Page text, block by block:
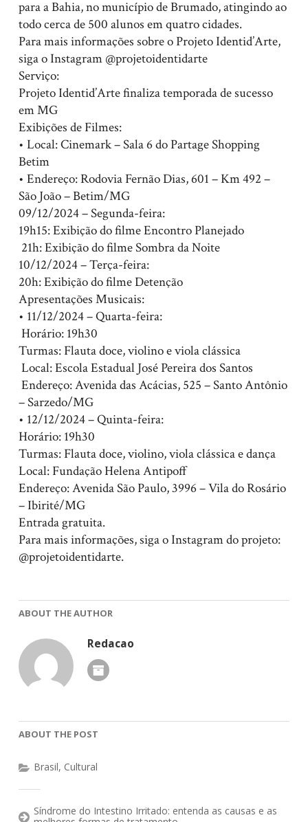
para a Bahia, no município de Brumado, atingindo ao
todo cerca de 500 alunos em quatro cidades.
Para mais informações sobre o Projeto Identid’Arte,
siga o Instagram @projetoidentidarte
Serviço:
Projeto Identid’Arte finaliza temporada de sucesso
em MG
Exibições de Filmes:
• Local: Cinemark – Sala 6 do Partage Shopping
Betim
• Endereço: Rodovia Fernão Dias, 601 – Km 492 –
São João – Betim/MG
09/12/2024 – Segunda-feira:
19h15: Exibição do filme Encontro Planejado
21h: Exibição do filme Sombra da Noite
10/12/2024 – Terça-feira:
20h: Exibição do filme Detenção
Apresentações Musicais:
• 11/12/2024 – Quarta-feira:
Horário: 19h30
Turmas: Flauta doce, violino e viola clássica
Local: Escola Estadual José Pereira dos Santos
Endereço: Avenida das Acácias, 525 – Santo Antônio
– Sarzedo/MG
• 12/12/2024 – Quinta-feira:
Horário: 19h30
Turmas: Flauta doce, violino, viola clássica e dança
Local: Fundação Helena Antipoff
Endereço: Avenida São Paulo, 3996 – Vila do Rosário
– Ibirité/MG
Entrada gratuita.
Para mais informações, siga o Instagram do projeto:
@projetoidentidarte.
ABOUT THE AUTHOR
Redacao
ABOUT THE POST
Brasil, Cultural
Síndrome do Intestino Irritado: entenda as causas e as